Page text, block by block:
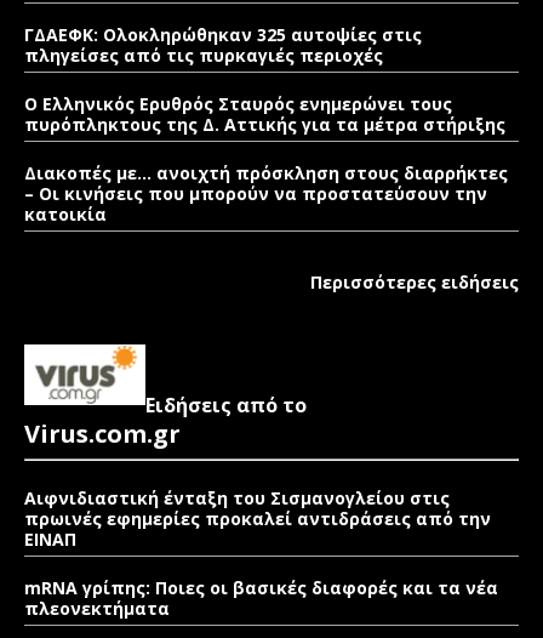
ΓΔΑΕΦΚ: Ολοκληρώθηκαν 325 αυτοψίες στις
πληγείσες από τις πυρκαγιές περιοχές
Ο Ελληνικός Ερυθρός Σταυρός ενημερώνει τους
πυρόπληκτους της Δ. Αττικής για τα μέτρα στήριξης
Διακοπές με… ανοιχτή πρόσκληση στους διαρρήκτες
– Οι κινήσεις που μπορούν να προστατεύσουν την
κατοικία
Περισσότερες ειδήσεις
Ειδήσεις από το
Virus.com.gr
Αιφνιδιαστική ένταξη του Σισμανογλείου στις
πρωινές εφημερίες προκαλεί αντιδράσεις από την
ΕΙΝΑΠ
mRNA γρίπης: Ποιες οι βασικές διαφορές και τα νέα
πλεονεκτήματα